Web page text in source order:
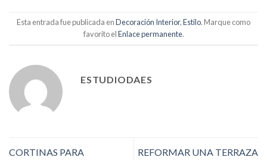
Esta entrada fue publicada enDecoración Interior,Estilo. Marque como
favorito elEnlace permanente.
ESTUDIODAES
CORTINAS PARA
REFORMAR UNA TERRAZA